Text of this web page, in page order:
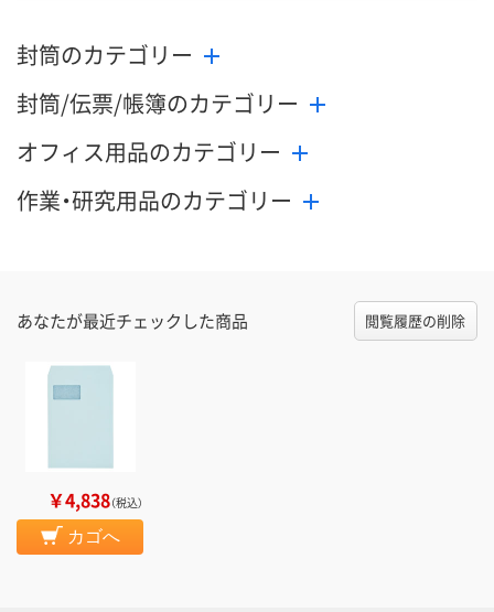
封筒のカテゴリー
封筒/伝票/帳簿のカテゴリー
オフィス用品のカテゴリー
作業・研究用品のカテゴリー
あなたが最近チェックした商品 閲覧履歴の削除
￥4,838（税込）
カゴへ